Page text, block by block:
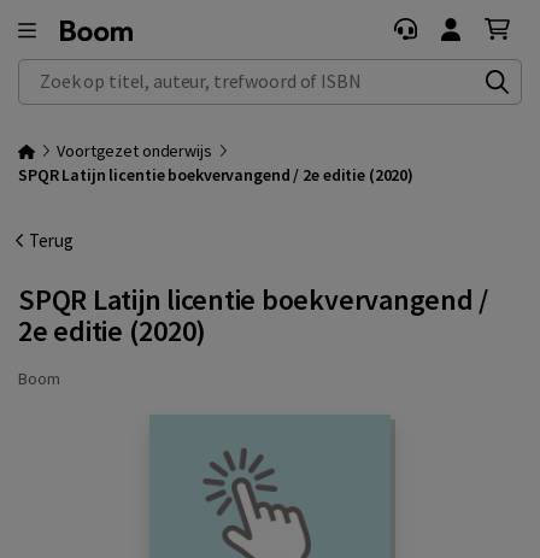
Zoek op titel, auteur, trefwoord of ISBN
Voortgezet onderwijs
SPQR Latijn licentie boekvervangend / 2e editie (2020)
Terug
SPQR Latijn licentie boekvervangend /
2e editie (2020)
Boom